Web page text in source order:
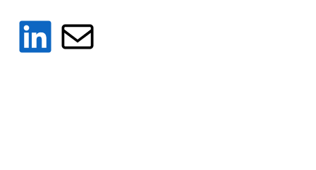
LinkedIn
Mail